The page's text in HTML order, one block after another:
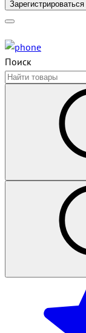
Зарегистрироваться
Поиск